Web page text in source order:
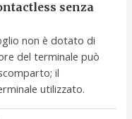
senza
non è dotato di
del terminale può
il
utilizzato.